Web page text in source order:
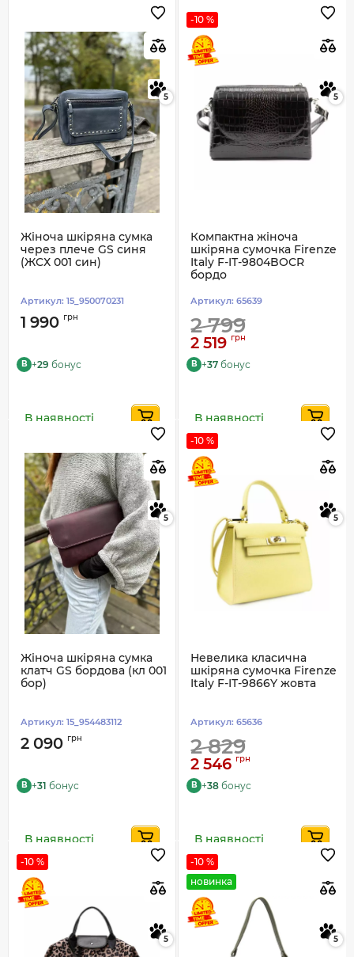
5
Жіноча шкіряна сумка
через плече GS синя
(ЖСХ 001 син)
Артикул: 15_950070231
1 990 грн
B +29 бонус
В наявності
-10 %
5
Компактна жіноча
шкіряна сумочка Firenze
Italy F-IT-9804BOCR
бордо
Артикул: 65639
2 799
2 519 грн
B +37 бонус
В наявності
5
Жіноча шкіряна сумка
клатч GS бордова (кл 001
бор)
Артикул: 15_954483112
2 090 грн
B +31 бонус
В наявності
-10 %
5
Невелика класична
шкіряна сумочка Firenze
Italy F-IT-9866Y жовта
Артикул: 65636
2 829
2 546 грн
B +38 бонус
В наявності
-10 %
5
-10 %
новинка
5